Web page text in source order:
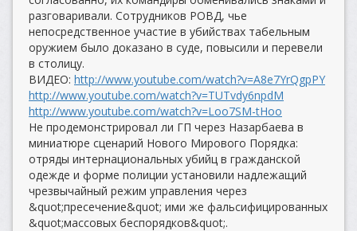
разговаривали. Сотрудников РОВД, чье
непосредственное участие в убийствах табельным
оружием было доказано в суде, повысили и перевели
в столицу.
ВИДЕО: http://www.youtube.com/watch?v=A8e7YrQgpPY
http://www.youtube.com/watch?v=TUTvdy6npdM
http://www.youtube.com/watch?v=Loo7SM-tHoo
Не продемонстрировал ли ГП через Назарбаева в
миниатюре сценарий Нового Мирового Порядка:
отряды интернациональных убийц в гражданской
одежде и форме полиции установили надлежащий
чрезвычайный режим управления через
&quot;пресечение&quot; ими же фальсифицированных
&quot;массовых беспорядков&quot;.